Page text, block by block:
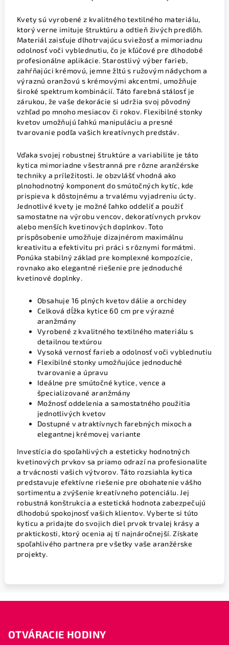
Kvety sú vyrobené z kvalitného textilného materiálu,
ktorý verne imituje štruktúru a odtieň živých predlôh.
Materiál zaisťuje dlhotrvajúcu sviežosť a mimoriadnu
odolnosť voči vyblednutiu, čo je kľúčové pre dlhodobé
profesionálne aplikácie. Starostlivý výber farieb,
zahŕňajúci krémovú, jemne žltú s ružovým nádychom a
výraznú oranžovú s krémovými akcentmi, umožňuje
široké spektrum kombinácií. Táto farebná stálosť je
zárukou, že vaše dekorácie si udržia svoj pôvodný
vzhľad po mnoho mesiacov či rokov. Flexibilné stonky
kvetov umožňujú ľahkú manipuláciu a presné
tvarovanie podľa vašich kreatívnych predstáv.
Vďaka svojej robustnej štruktúre a variabilite je táto
kytica mimoriadne všestranná pre rôzne aranžérske
techniky a príležitosti. Je obzvlášť vhodná ako
plnohodnotný komponent do smútočných kytíc, kde
prispieva k dôstojnému a trvalému vyjadreniu úcty.
Jednotlivé kvety je možné ľahko oddeliť a použiť
samostatne na výrobu vencov, dekoratívnych prvkov
alebo menších kvetinových doplnkov. Toto
prispôsobenie umožňuje dizajnérom maximálnu
kreativitu a efektivitu pri práci s rôznymi formátmi.
Ponúka stabilný základ pre komplexné kompozície,
rovnako ako elegantné riešenie pre jednoduché
kvetinové doplnky.
Obsahuje 16 plných kvetov dálie a orchidey
Celková dĺžka kytice 60 cm pre výrazné
aranžmány
Vyrobené z kvalitného textilného materiálu s
detailnou textúrou
Vysoká vernosť farieb a odolnosť voči vyblednutiu
Flexibilné stonky umožňujúce jednoduché
tvarovanie a úpravu
Ideálne pre smútočné kytice, vence a
špecializované aranžmány
Možnosť oddelenia a samostatného použitia
jednotlivých kvetov
Dostupné v atraktívnych farebných mixoch a
elegantnej krémovej variante
Investícia do spoľahlivých a esteticky hodnotných
kvetinových prvkov sa priamo odrazí na profesionalite
a trvácnosti vašich výtvorov. Táto rozsiahla kytica
predstavuje efektívne riešenie pre obohatenie vášho
sortimentu a zvýšenie kreatívneho potenciálu. Jej
robustná konštrukcia a estetická hodnota zabezpečujú
dlhodobú spokojnosť vašich klientov. Vyberte si túto
kyticu a pridajte do svojich diel prvok trvalej krásy a
praktickosti, ktorý ocenia aj tí najnáročnejší. Získate
spoľahlivého partnera pre všetky vaše aranžérske
projekty.
OTVÁRACIE HODINY